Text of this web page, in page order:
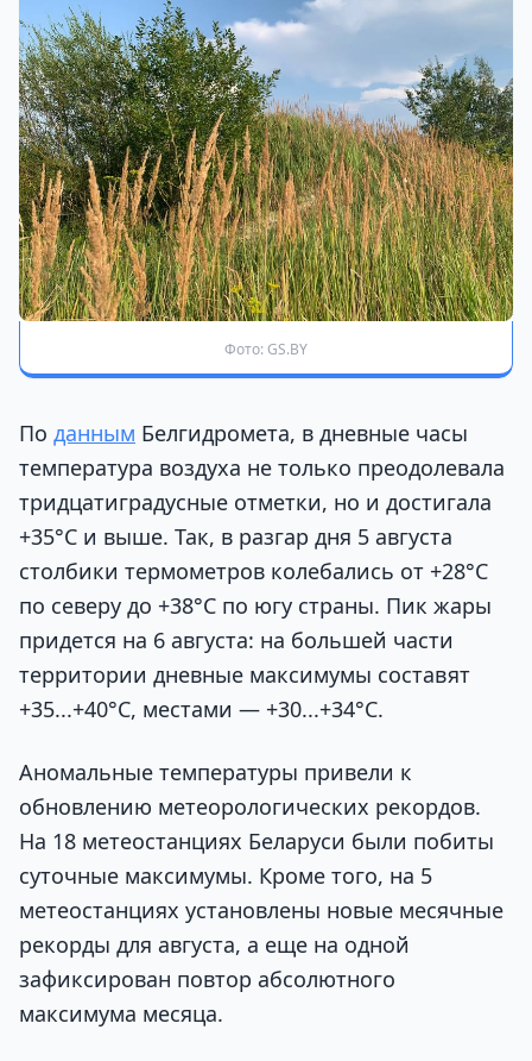
Фото: GS.BY
По данным Белгидромета, в дневные часы
температура воздуха не только преодолевала
тридцатиградусные отметки, но и достигала
+35°С и выше. Так, в разгар дня 5 августа
столбики термометров колебались от +28°С
по северу до +38°С по югу страны. Пик жары
придется на 6 августа: на большей части
территории дневные максимумы составят
+35...+40°С, местами — +30...+34°С.
Аномальные температуры привели к
обновлению метеорологических рекордов.
На 18 метеостанциях Беларуси были побиты
суточные максимумы. Кроме того, на 5
метеостанциях установлены новые месячные
рекорды для августа, а еще на одной
зафиксирован повтор абсолютного
максимума месяца.